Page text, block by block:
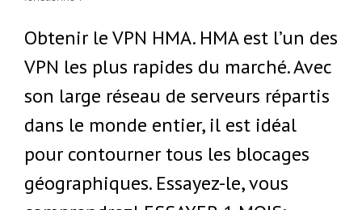
Obtenir le VPN HMA. HMA est l’un des
VPN les plus rapides du marché. Avec
son large réseau de serveurs répartis
dans le monde entier, il est idéal
pour contourner tous les blocages
géographiques. Essayez-le, vous